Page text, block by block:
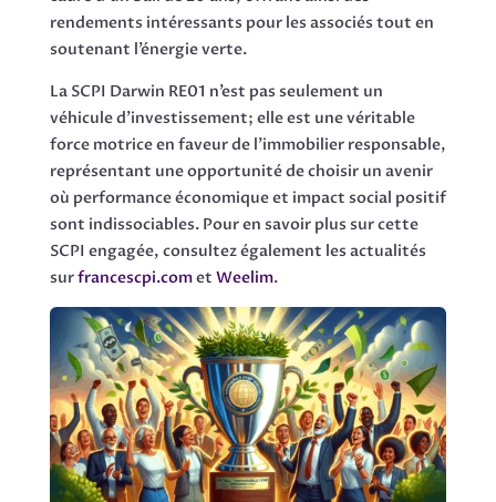
rendements intéressants pour les associés tout en
soutenant l’énergie verte.
La SCPI Darwin RE01 n’est pas seulement un
véhicule d’investissement; elle est une véritable
force motrice en faveur de l’immobilier responsable,
représentant une opportunité de choisir un avenir
où performance économique et impact social positif
sont indissociables. Pour en savoir plus sur cette
SCPI engagée, consultez également les actualités
surfrancescpi.comet Weelim.